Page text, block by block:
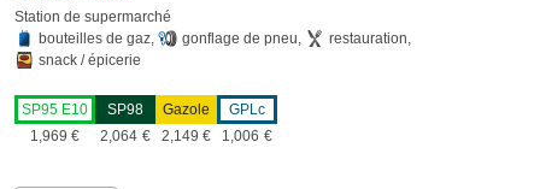
Station de supermarché
bouteilles de gaz, gonflage de pneu, restauration,
snack / épicerie
SP95 E10
1,969 €
SP98
2,064 €
Gazole
2,149 €
GPLc
1,006 €